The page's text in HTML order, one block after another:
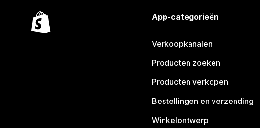
App-categorieën
Verkoopkanalen
Producten zoeken
Producten verkopen
Bestellingen en verzending
Winkelontwerp